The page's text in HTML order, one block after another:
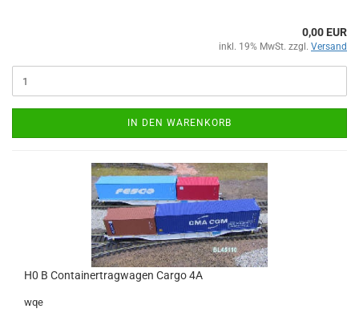
0,00 EUR
inkl. 19% MwSt. zzgl. Versand
IN DEN WARENKORB
H0 B Containertragwagen Cargo 4A
wqe